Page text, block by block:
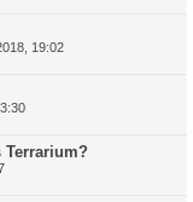
19:02
Terrarium?